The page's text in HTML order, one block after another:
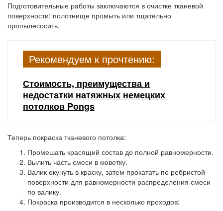
Подготовительные работы заключаются в очистке тканевой
поверхности: полотнище промыть или тщательно
пропылесосить.
Рекомендуем к прочтению:
Стоимость, преимущества и
недостатки натяжных немецких
потолков Pongs
Теперь покраска тканевого потолка:
Промешать красящий состав до полной равномерности.
Вылить часть смеси в кюветку.
Валик окунуть в краску, затем прокатать по ребристой
поверхности для равномерности распределения смеси
по валику.
Покраска производится в несколько проходов: